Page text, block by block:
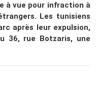
à vue pour infraction à
Les tunisiens
après leur expulsion,
36, rue Botzaris, une